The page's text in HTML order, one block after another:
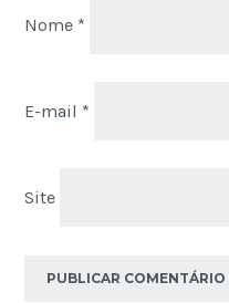
Nome *
E-mail *
Site